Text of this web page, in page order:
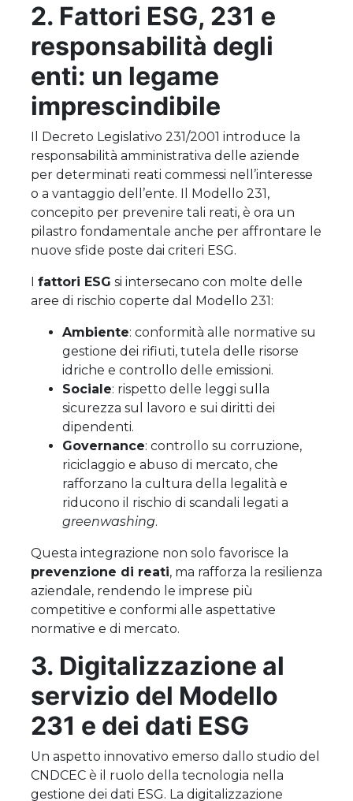
2. Fattori ESG, 231 e
responsabilità degli
enti: un legame
imprescindibile
Il Decreto Legislativo 231/2001 introduce la
responsabilità amministrativa delle aziende
per determinati reati commessi nell’interesse
o a vantaggio dell’ente. Il Modello 231,
concepito per prevenire tali reati, è ora un
pilastro fondamentale anche per affrontare le
nuove sfide poste dai criteri ESG.
I fattori ESG si intersecano con molte delle
aree di rischio coperte dal Modello 231:
Ambiente: conformità alle normative su
gestione dei rifiuti, tutela delle risorse
idriche e controllo delle emissioni.
Sociale: rispetto delle leggi sulla
sicurezza sul lavoro e sui diritti dei
dipendenti.
Governance: controllo su corruzione,
riciclaggio e abuso di mercato, che
rafforzano la cultura della legalità e
riducono il rischio di scandali legati a
greenwashing.
Questa integrazione non solo favorisce la
prevenzione di reati, ma rafforza la resilienza
aziendale, rendendo le imprese più
competitive e conformi alle aspettative
normative e di mercato.
3. Digitalizzazione al
servizio del Modello
231 e dei dati ESG
Un aspetto innovativo emerso dallo studio del
CNDCEC è il ruolo della tecnologia nella
gestione dei dati ESG. La digitalizzazione